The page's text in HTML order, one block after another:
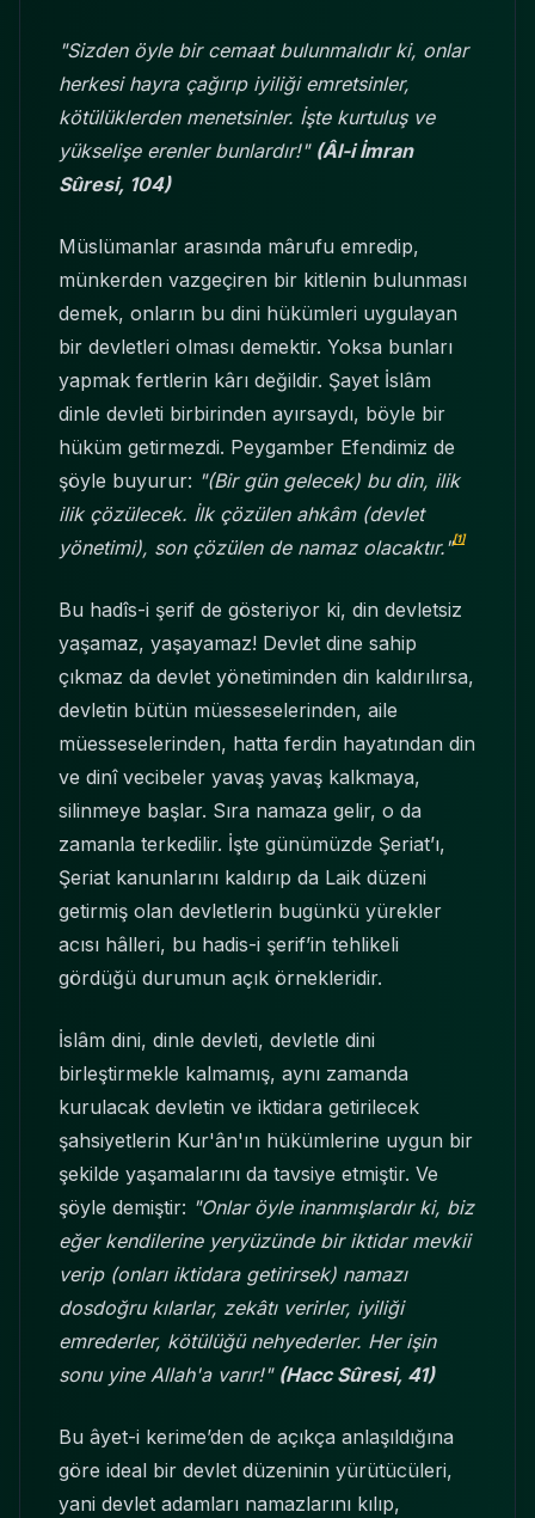
"Sizden öyle bir cemaat bulunmalıdır ki, onlar
herkesi hayra çağırıp iyiliği emretsinler,
kötülüklerden menetsinler. İşte kurtuluş ve
yükselişe erenler bunlardır!" (Âl-i İmran
Sûresi, 104)
Müslümanlar arasında mârufu emredip,
münkerden vazgeçiren bir kitlenin bulunması
demek, onların bu dini hükümleri uygulayan
bir devletleri olması demektir. Yoksa bunları
yapmak fertlerin kârı değildir. Şayet İslâm
dinle devleti birbirinden ayırsaydı, böyle bir
hüküm getirmezdi. Peygamber Efendimiz de
şöyle buyurur: "(Bir gün gelecek) bu din, ilik
ilik çözülecek. İlk çözülen ahkâm (devlet
yönetimi), son çözülen de namaz olacaktır."[1]
Bu hadîs-i şerif de gösteriyor ki, din devletsiz
yaşamaz, yaşayamaz! Devlet dine sahip
çıkmaz da devlet yönetiminden din kaldırılırsa,
devletin bütün müesseselerinden, aile
müesseselerinden, hatta ferdin hayatından din
ve dinî vecibeler yavaş yavaş kalkmaya,
silinmeye başlar. Sıra namaza gelir, o da
zamanla terkedilir. İşte günümüzde Şeriat’ı,
Şeriat kanunlarını kaldırıp da Laik düzeni
getirmiş olan devletlerin bugünkü yürekler
acısı hâlleri, bu hadis-i şerif’in tehlikeli
gördüğü durumun açık örnekleridir.
İslâm dini, dinle devleti, devletle dini
birleştirmekle kalmamış, aynı zamanda
kurulacak devletin ve iktidara getirilecek
şahsiyetlerin Kur'ân'ın hükümlerine uygun bir
şekilde yaşamalarını da tavsiye etmiştir. Ve
şöyle demiştir: "Onlar öyle inanmışlardır ki, biz
eğer kendilerine yeryüzünde bir iktidar mevkii
verip (onları iktidara getirirsek) namazı
dosdoğru kılarlar, zekâtı verirler, iyiliği
emrederler, kötülüğü nehyederler. Her işin
sonu yine Allah'a varır!" (Hacc Sûresi, 41)
Bu âyet-i kerime’den de açıkça anlaşıldığına
göre ideal bir devlet düzeninin yürütücüleri,
yani devlet adamları namazlarını kılıp,